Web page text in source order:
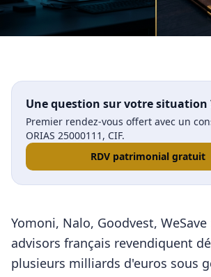
Une question sur votre situation
Premier rendez-vous offert avec un
ORIAS 25000111, CIF.
RDV patrimonial gratuit
Yomoni, Nalo, Goodvest,
advisors français revendiquent
plusieurs milliards d'euros sous